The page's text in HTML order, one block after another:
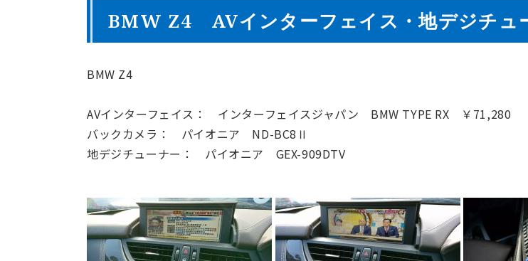
BMW Z4 AVインターフェイス・地デジチュ
BMW Z4
AVインターフェイス： インターフェイスジャパン BMW TYPE RX ￥71,280
バックカメラ： パイオニア ND-BC8Ⅱ
地デジチューナー： パイオニア GEX-909DTV